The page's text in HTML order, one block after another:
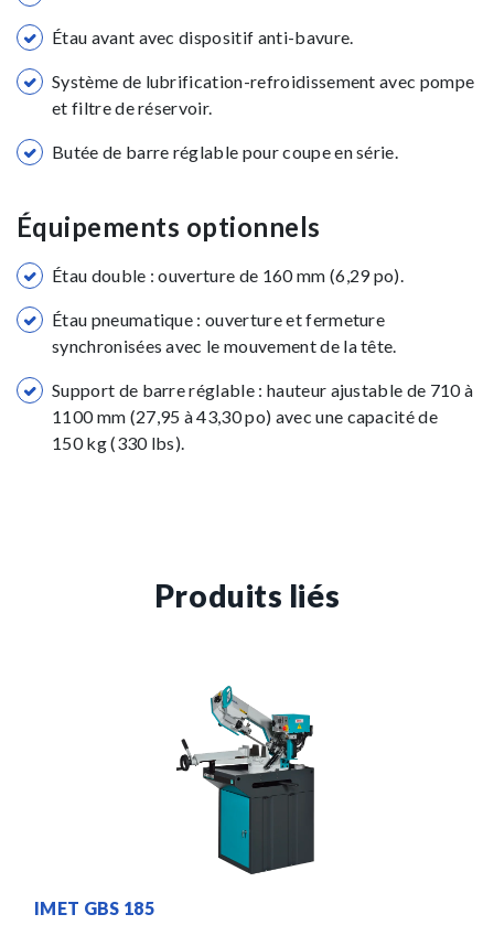
Étau avant avec dispositif anti-bavure.
Système de lubrification-refroidissement avec pompe
et filtre de réservoir.
Butée de barre réglable pour coupe en série.
Équipements optionnels
Étau double : ouverture de 160 mm (6,29 po).
Étau pneumatique : ouverture et fermeture
synchronisées avec le mouvement de la tête.
Support de barre réglable : hauteur ajustable de 710 à
1100 mm (27,95 à 43,30 po) avec une capacité de
150 kg (330 lbs).
Produits liés
IMET GBS 185